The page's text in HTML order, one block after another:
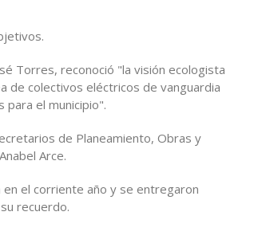
Torres, reconoció "la visión ecologista
de colectivos eléctricos de vanguardia
el municipio".
de Planeamiento, Obras y
Arce.
en el corriente año y se entregaron
recuerdo.